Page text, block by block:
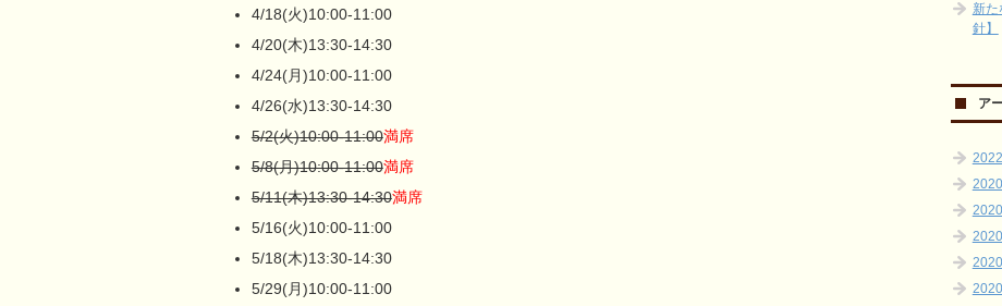
4/18(火)10:00-11:00
4/20(木)13:30-14:30
4/24(月)10:00-11:00
4/26(水)13:30-14:30
5/2(火)10:00-11:00満席
5/8(月)10:00-11:00満席
5/11(木)13:30-14:30満席
5/16(火)10:00-11:00
5/18(木)13:30-14:30
5/29(月)10:00-11:00
新
針】
ア